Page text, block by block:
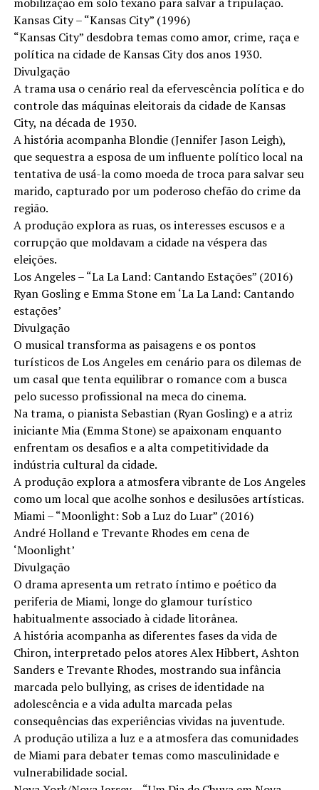
Kansas City – “Kansas City” (1996)
“Kansas City” desdobra temas como amor, crime, raça e
política na cidade de Kansas City dos anos 1930.
Divulgação
A trama usa o cenário real da efervescência política e do
controle das máquinas eleitorais da cidade de Kansas
City, na década de 1930.
A história acompanha Blondie (Jennifer Jason Leigh),
que sequestra a esposa de um influente político local na
tentativa de usá-la como moeda de troca para salvar seu
marido, capturado por um poderoso chefão do crime da
região.
A produção explora as ruas, os interesses escusos e a
corrupção que moldavam a cidade na véspera das
eleições.
Los Angeles – “La La Land: Cantando Estações” (2016)
Ryan Gosling e Emma Stone em ‘La La Land: Cantando
estações’
Divulgação
O musical transforma as paisagens e os pontos
turísticos de Los Angeles em cenário para os dilemas de
um casal que tenta equilibrar o romance com a busca
pelo sucesso profissional na meca do cinema.
Na trama, o pianista Sebastian (Ryan Gosling) e a atriz
iniciante Mia (Emma Stone) se apaixonam enquanto
enfrentam os desafios e a alta competitividade da
indústria cultural da cidade.
A produção explora a atmosfera vibrante de Los Angeles
como um local que acolhe sonhos e desilusões artísticas.
Miami – “Moonlight: Sob a Luz do Luar” (2016)
André Holland e Trevante Rhodes em cena de
‘Moonlight’
Divulgação
O drama apresenta um retrato íntimo e poético da
periferia de Miami, longe do glamour turístico
habitualmente associado à cidade litorânea.
A história acompanha as diferentes fases da vida de
Chiron, interpretado pelos atores Alex Hibbert, Ashton
Sanders e Trevante Rhodes, mostrando sua infância
marcada pelo bullying, as crises de identidade na
adolescência e a vida adulta marcada pelas
consequências das experiências vividas na juventude.
A produção utiliza a luz e a atmosfera das comunidades
de Miami para debater temas como masculinidade e
vulnerabilidade social.